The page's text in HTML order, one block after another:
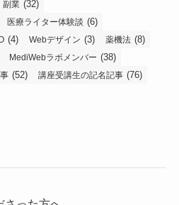
副業 (32)
医療ライター体験談 (6)
(4) Webデザイン (3) 薬機法 (8)
MediWebラボメンバー (38)
(52) 講座受講生の記名記事 (76)